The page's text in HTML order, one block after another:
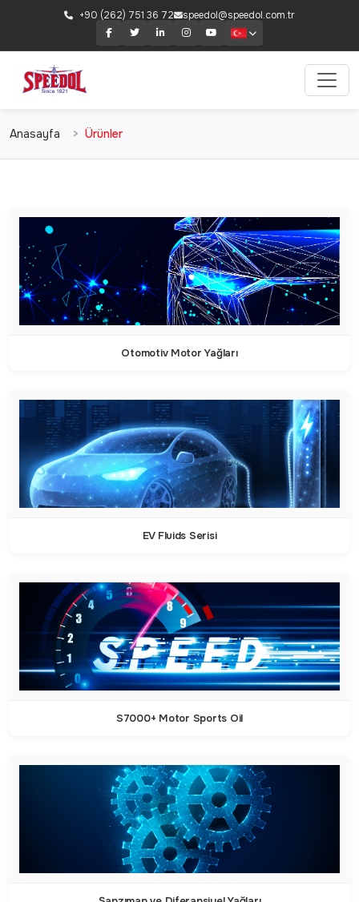
+90 (262) 751 36 72 speedol@speedol.com.tr
Anasayfa Ürünler
Otomotiv Motor Yağları
EV Fluids Serisi
S7000+ Motor Sports Oil